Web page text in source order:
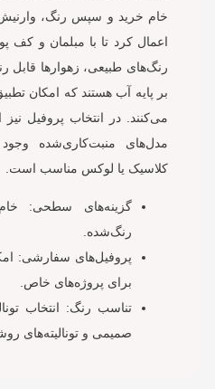
خام خرید و سپس رنگ،
اعمال کرد تا با مبلمان و کف
رنگ‌های طبیعی، زهوارها قابل
بر پایه آب هستند که امکان
می‌کنند. در انتخاب پروفیل
مدل‌های منبت‌کاری‌شده
کلاسیک یا لوکس مناسب است.
گزینه‌های سطحی:
رنگ‌شده.
پروفیل‌های سفارشی:
برای پروژه‌های خاص.
تناسب رنگ: انتخاب
صمیمی و تونالیته‌های